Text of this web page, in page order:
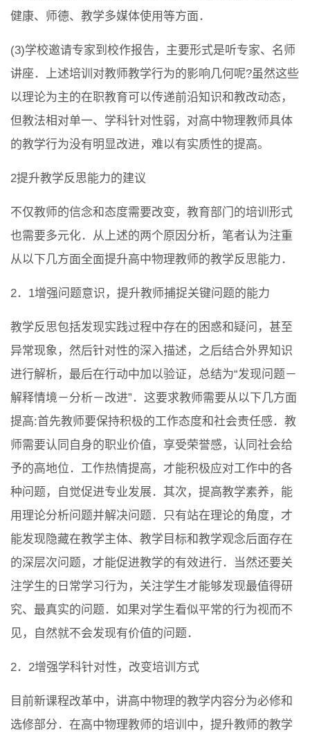
健康、师德、教学多媒体使用等方面．
(3)学校邀请专家到校作报告，主要形式是听专家、名师
讲座．上述培训对教师教学行为的影响几何呢?虽然这些
以理论为主的在职教育可以传递前沿知识和教改动态，
但教法相对单一、学科针对性弱，对高中物理教师具体
的教学行为没有明显改进，难以有实质性的提高。
2提升教学反思能力的建议
不仅教师的信念和态度需要改变，教育部门的培训形式
也需要多元化．从上述的两个原因分析，笔者认为注重
从以下几方面全面提升高中物理教师的教学反思能力．
2．1增强问题意识，提升教师捕捉关键问题的能力
教学反思包括发现实践过程中存在的困惑和疑问，甚至
异常现象，然后针对性的深入描述，之后结合外界知识
进行解析，最后在行动中加以验证，总结为“发现问题－
解释情境－分析－改进”．这要求教师需要从以下几方面
提高:首先教师要保持积极的工作态度和社会责任感．教
师需要认同自身的职业价值，享受荣誉感，认同社会给
予的高地位．工作热情提高，才能积极应对工作中的各
种问题，自觉促进专业发展．其次，提高教学素养，能
用理论分析问题并解决问题．只有站在理论的角度，才
能发现隐藏在教学主体、教学目标和教学观念后面存在
的深层次问题，才能促进教学的有效进行．当然还要关
注学生的日常学习行为，关注学生才能够发现最值得研
究、最真实的问题．如果对学生看似平常的行为视而不
见，自然就不会发现有价值的问题．
2．2增强学科针对性，改变培训方式
目前新课程改革中，讲高中物理的教学内容分为必修和
选修部分．在高中物理教师的培训中，提升教师的教学